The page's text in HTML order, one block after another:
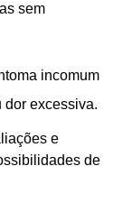
sem
incomum
dor excessiva.
e
de